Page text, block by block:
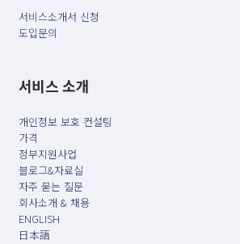
서비스소개서 신청
도입문의
서비스 소개
개인정보 보호 컨설팅
가격
정부지원사업
블로그&자료실
자주 묻는 질문
회사소개 & 채용
ENGLISH
日本語